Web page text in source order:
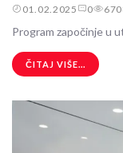
01.02.2025 0
Program započinje u
ČITAJ VIŠE...